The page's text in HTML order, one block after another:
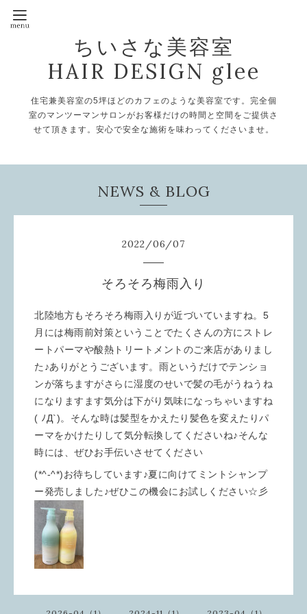
ちいさな美容室
HAIR DESIGN glee
住宅兼美容室の5坪ほどのカフェのような美容室です。完全個
室のマンツーマンサロンがお客様だけの時間と空間をご提供さ
せて頂きます。安心で安全な施術を味わってくださいませ。
NEWS & BLOG
2022/06/07
そろそろ梅雨入り
北陸地方もそろそろ梅雨入りが近づいていますね。5
月には梅雨前対策ということでたくさんの方にストレ
ートパーマや酸熱トリートメントのご来店がありまし
た♪ありがとうございます。雨というだけでテンショ
ンが落ちますがさらに湿度のせいで髪の毛がうねうね
になりますます気分は下がり気味になっちゃいますね
( ﾉД`)。そんな時は髪型をかえたり髪色を変えたりパ
ーマをかけたりして気分転換してくださいね♪そんな
時には、ぜひお手伝いさせてください
(*^-^*)お待ちしています♪夏に向けてミントシャンプ
ー発売しました♪ぜひこの機会にお試しください☆彡